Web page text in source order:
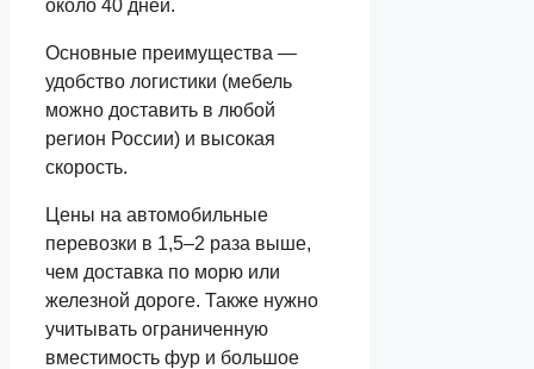
около 40 дней.
Основные преимущества —
удобство логистики (мебель
можно доставить в любой
регион России) и высокая
скорость.
Цены на автомобильные
перевозки в 1,5–2 раза выше,
чем доставка по морю или
железной дороге. Также нужно
учитывать ограниченную
вместимость фур и большое